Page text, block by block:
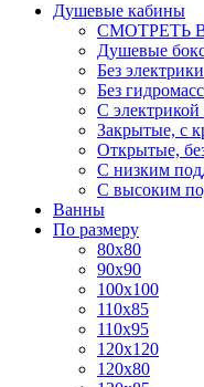
Душевые кабины
СМОТРЕТЬ
Душевые
Без электрики
Без
С
Закрытые, с
Открытые,
С низким
С высоким
Ванны
По размеру
80x80
90x90
100x100
110x85
110x95
120x120
120x80